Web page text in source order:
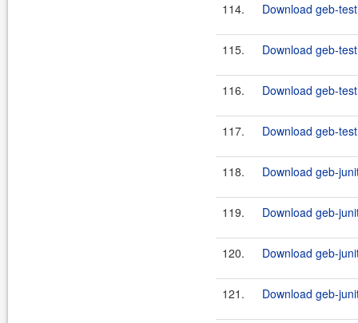
114. Download geb-
115. Download geb-
116. Download geb-
117. Download geb-
118. Download geb-
119. Download geb-
120. Download geb-
121. Download geb-